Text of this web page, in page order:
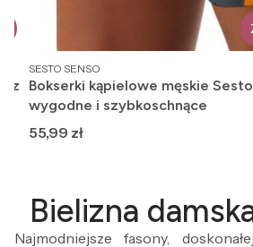
z
PRODUCENT
SESTO SENSO
Bokserki kąpielowe męskie
wygodne i szybkoschnące
Cena
55,99 zł
Bielizna
Najmodniejsze fasony,